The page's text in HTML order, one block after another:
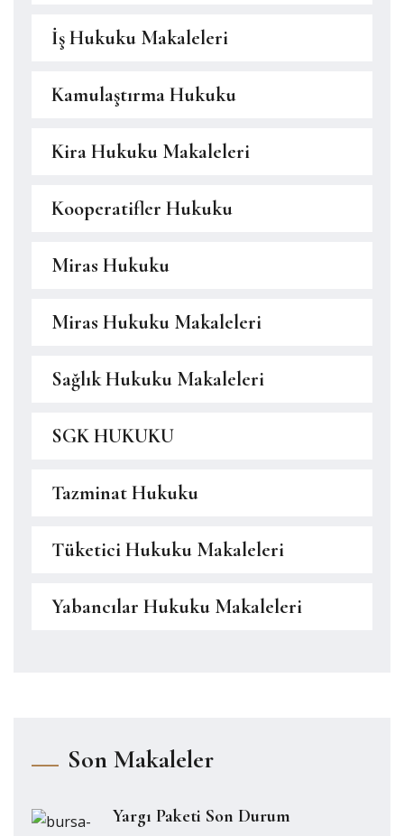
İş Hukuku Makaleleri
Kamulaştırma Hukuku
Kira Hukuku Makaleleri
Kooperatifler Hukuku
Miras Hukuku
Miras Hukuku Makaleleri
Sağlık Hukuku Makaleleri
SGK HUKUKU
Tazminat Hukuku
Tüketici Hukuku Makaleleri
Yabancılar Hukuku Makaleleri
Son Makaleler
Yargı Paketi Son Durum